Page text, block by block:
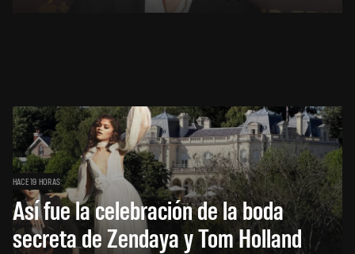
HACE 19 HORAS
Así fue la celebración de la boda
secreta de Zendaya y Tom Holland